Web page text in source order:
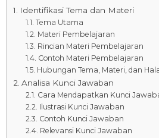
Identifikasi Tema dan Materi
Tema Utama
Materi Pembelajaran
Rincian Materi Pembelajaran
Contoh Materi Pembelajaran
Hubungan Tema, Materi, dan
Analisa Kunci Jawaban
Cara Mendapatkan Kunci
Ilustrasi Kunci Jawaban
Contoh Kunci Jawaban
Relevansi Kunci Jawaban